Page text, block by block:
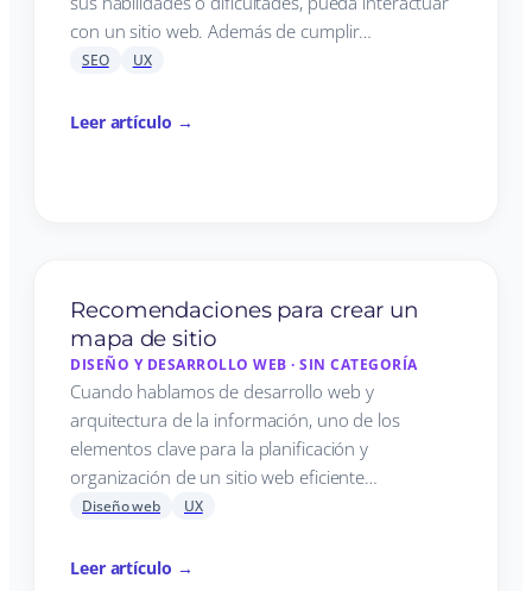
con un sitio web. Además de cumplir…
SEO UX
Leer artículo →
Recomendaciones para crear un
mapa de sitio
DISEÑO Y DESARROLLO WEB · SIN CATEGORÍA
Cuando hablamos de desarrollo web y
arquitectura de la información, uno de los
elementos clave para la planificación y
organización de un sitio web eficiente…
Diseño web UX
Leer artículo →